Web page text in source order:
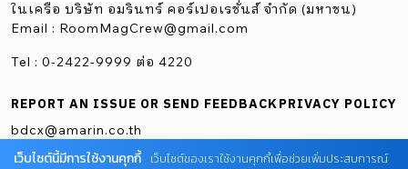
ในเครือ บริษัท อมรินทร์ คอร์เปอเรชั่นส์ จำกัด (มหาชน)
Email : RoomMagCrew@gmail.com
Tel : 0-2422-9999 ต่อ 4220
REPORT AN ISSUE OR SEND FEEDBACK
bdcx@amarin.co.th
PRIVACY POLICY
เว็บไซต์นี้มีการใช้งานคุกกี้ เว็บไซต์ของเราใช้งานคุกกี้เพื่อช่วยเพิ่มประสบการณ์